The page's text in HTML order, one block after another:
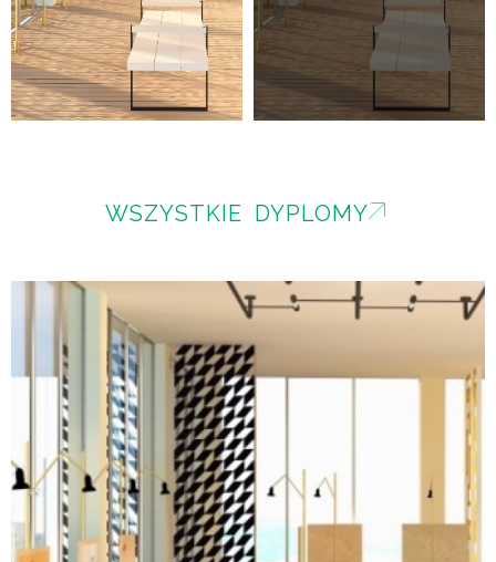
WSZYSTKIE DYPLOMY